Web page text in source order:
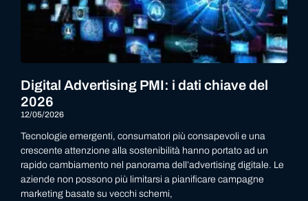
Digital Advertising PMI: i dati chiave del
2026
12/05/2026
Tecnologie emergenti, consumatori più consapevoli e una
crescente attenzione alla sostenibilità hanno portato ad un
rapido cambiamento nel panorama dell’advertising digitale. Le
aziende non possono più limitarsi a pianificare campagne
marketing basate su vecchi schemi,